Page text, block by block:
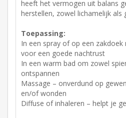
heeft het vermogen uit balans
herstellen, zowel lichamelijk als
Toepassing:
In een spray of op een
voor een goede nachtrust
In een warm bad om zowel
ontspannen
Massage – onverdund op
en/of wonden
Diffuse of inhaleren – helpt je